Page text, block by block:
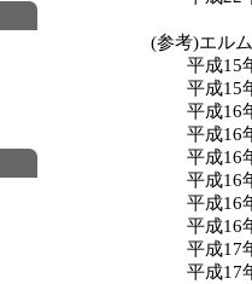
(参考)エル
平成15
平成15
平成16年
平成16
平成16年
平成16年
平成16
平成16年
平成17
平成17年